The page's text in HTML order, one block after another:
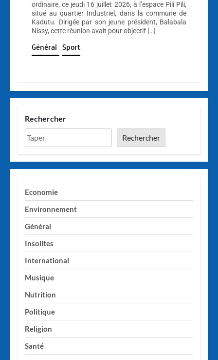
ordinaire, ce jeudi 16 juillet 2026, à l’espace Pili Pili,
situé au quartier Industriel, dans la commune de
Kadutu. Dirigée par son jeune président, Balabala
Nissy, cette réunion avait pour objectif […]
Général Sport
Rechercher
Rechercher
Economie
Environnement
Général
Insolites
International
Musique
Nutrition
Politique
Religion
Santé